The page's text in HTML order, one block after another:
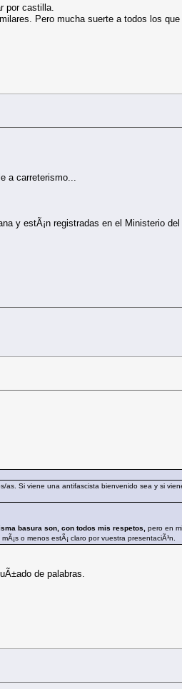
por castilla.
Pero mucha suerte a todos los
a carreterismo...
y estÃ¡n registradas en el Ministerio
as. Si viene una antifascista bienvenido sea y si
basura son, con todos mis respetos,
pero en
o menos estÃ¡ claro por vuestra presentaciÃ³n.
de palabras.